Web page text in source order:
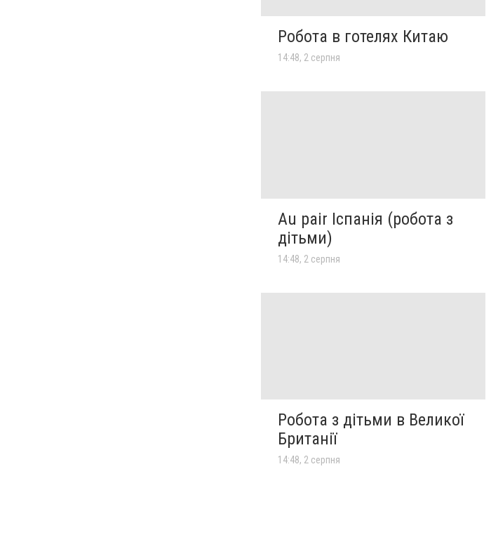
Робота в готелях Китаю
14:48, 2 серпня
Au pair Іспанія (робота з
дітьми)
14:48, 2 серпня
Робота з дітьми в Великої
Британії
14:48, 2 серпня